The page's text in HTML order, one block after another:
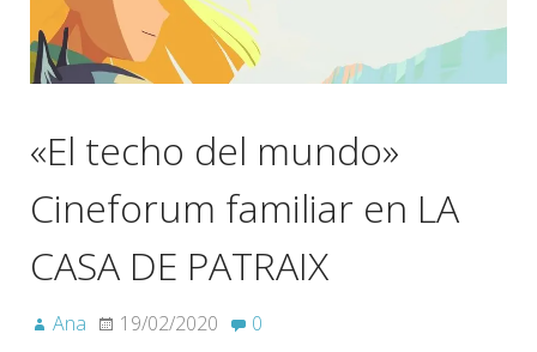
«El techo del mundo»
Cineforum familiar en LA
CASA DE PATRAIX
Ana 19/02/2020 0